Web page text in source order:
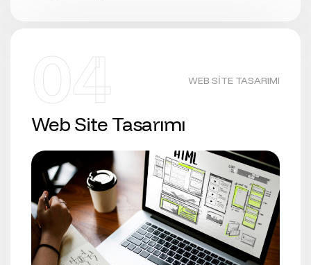
04 WEB SITE TASARIMI
Web Site Tasarımı